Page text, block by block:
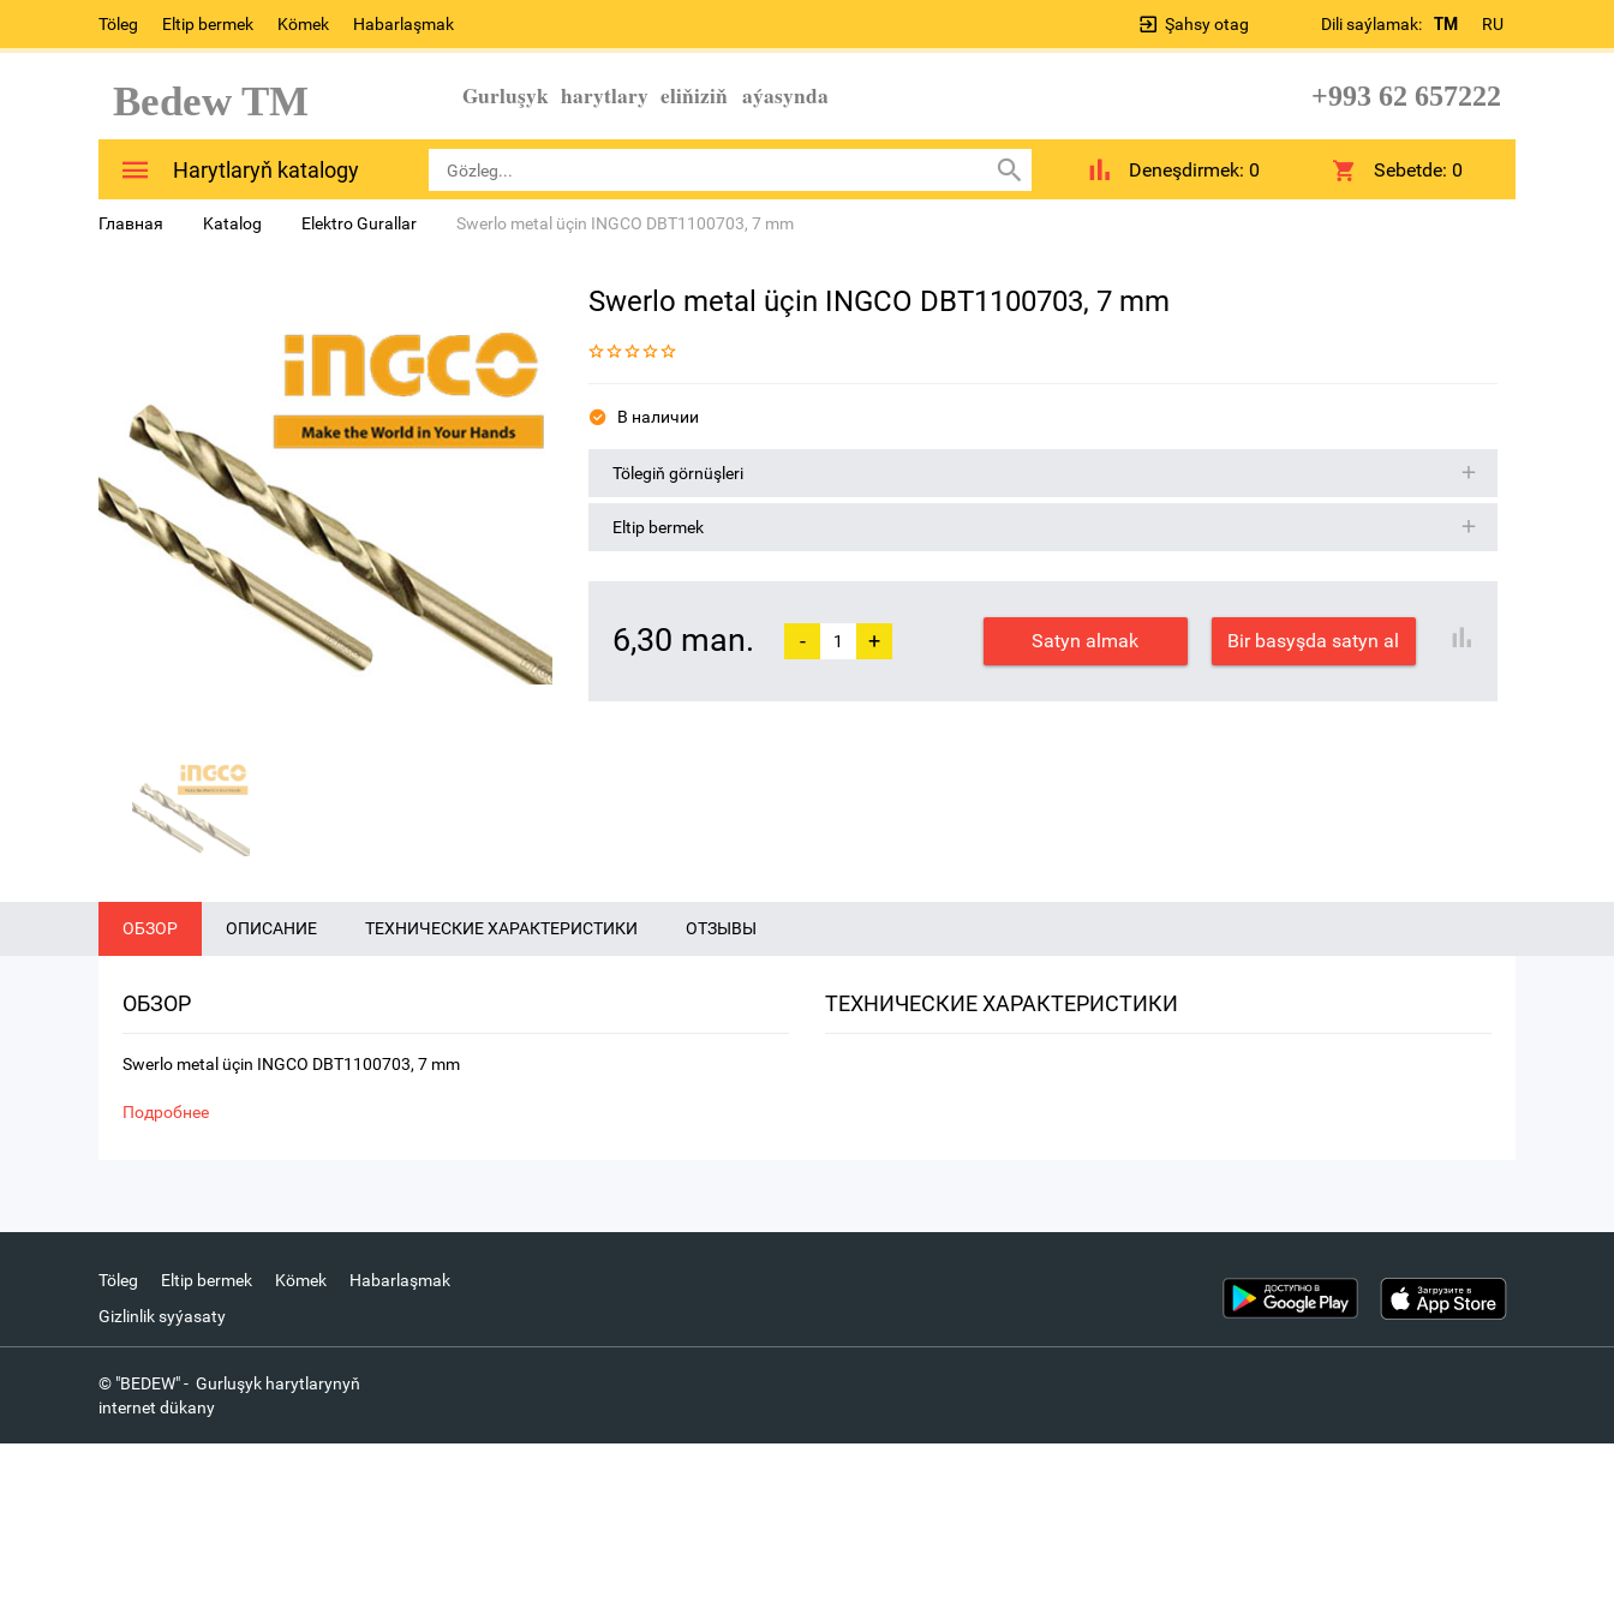
Töleg Eltip bermek Kömek Habarlaşmak Dili saýlamak: TM RU
Şahsy otag
Bedew TM Gurluşyk harytlary eliňiziň aýasynda +993 62 657222
Harytlaryň katalogy Deneşdirmek: 0 Sebetde:0
Главная Katalog Elektro Gurallar Swerlo metal üçin INGCO DBT1100703, 7 mm
Swerlo metal üçin INGCO DBT1100703, 7 mm
В наличии
Tölegiň görnüşleri
Eltip bermek
6,30 man. - + Satyn almak Bir basyşda satyn al
ОБЗОР ОПИСАНИЕ ТЕХНИЧЕСКИЕ ХАРАКТЕРИСТИКИ ОТЗЫВЫ
ОБЗОР
Swerlo metal üçin INGCO DBT1100703, 7 mm
Подробнее
ТЕХНИЧЕСКИЕ ХАРАКТЕРИСТИКИ
Töleg Eltip bermek Kömek
Habarlaşmak
Gizlinlik syýasaty
© "BEDEW" - Gurluşyk harytlarynyň
internet dükany